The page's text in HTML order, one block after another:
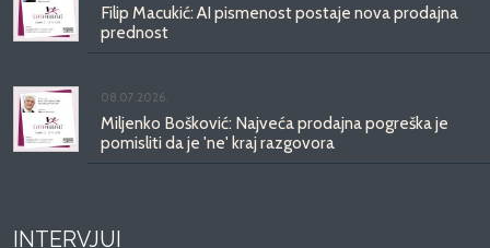
Filip Macukić: AI pismenost postaje nova prodajna
prednost
08.07.2026.
Miljenko Bošković: Najveća prodajna pogreška je
pomisliti da je 'ne' kraj razgovora
INTERVJUI